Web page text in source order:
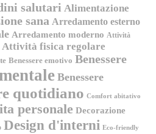
salutari Alimentazione
sana Arredamento esterno
Arredamento moderno Attività
Attività fisica regolare
Benessere emotivo Benessere
Benessere
quotidiano Comfort abitativo
personale Decorazione
Design d'interni Eco-friendly